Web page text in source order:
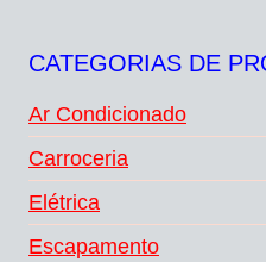
CATEGORIAS DE
Ar Condicionado
Carroceria
Elétrica
Escapamento